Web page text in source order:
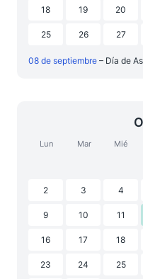
18 19 20
25 26 27
08 de septiembre – Día de
Lun Mar Mié
2 3 4
9 10 11
16 17 18
23 24 25